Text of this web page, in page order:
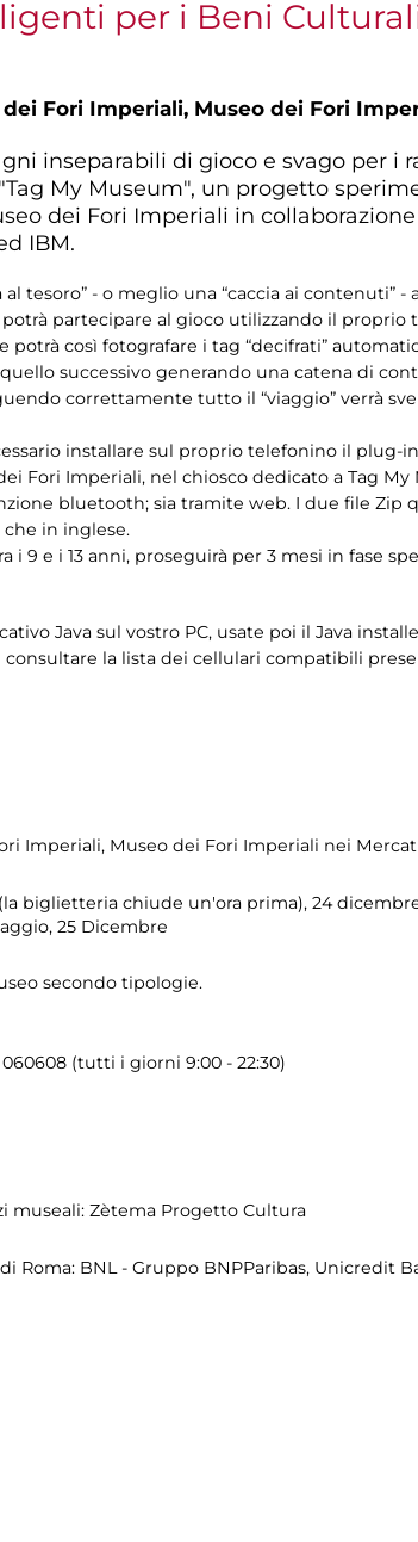
per i Beni
Fori Imperiali, Museo dei Fori
inseparabili di gioco e svago per i
My Museum", un progetto
dei Fori Imperiali in
IBM.
al tesoro” - o meglio una “caccia ai contenuti”
partecipare al gioco utilizzando il proprio
potrà così fotografare i tag “decifrati”
successivo generando una catena di
correttamente tutto il “viaggio” verrà
installare sul proprio telefonino il plug-
Fori Imperiali, nel chiosco dedicato a Tag
bluetooth; sia tramite web. I due file
in inglese.
i 9 e i 13 anni, proseguirà per 3 mesi in fase
Java sul vostro PC, usate poi il Java
la lista dei cellulari compatibili
Imperiali, Museo dei Fori Imperiali nei
biglietteria chiude un'ora prima), 24
25 Dicembre
secondo tipologie.
(tutti i giorni 9:00 - 22:30)
museali: Zètema Progetto Cultura
Roma: BNL - Gruppo BNPParibas, Unicredit